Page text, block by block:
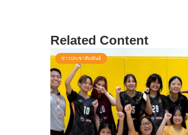
Related Content
ข่าวประชาสัมพันธ์